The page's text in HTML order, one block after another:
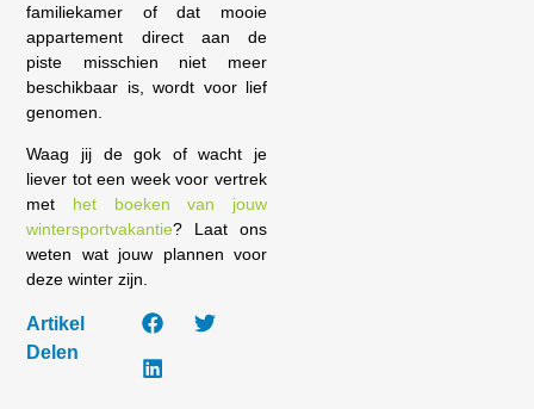
familiekamer of dat mooie
appartement direct aan de
piste misschien niet meer
beschikbaar is, wordt voor lief
genomen.
Waag jij de gok of wacht je
liever tot een week voor vertrek
met het boeken van jouw
wintersportvakantie? Laat ons
weten wat jouw plannen voor
deze winter zijn.
Artikel
Delen